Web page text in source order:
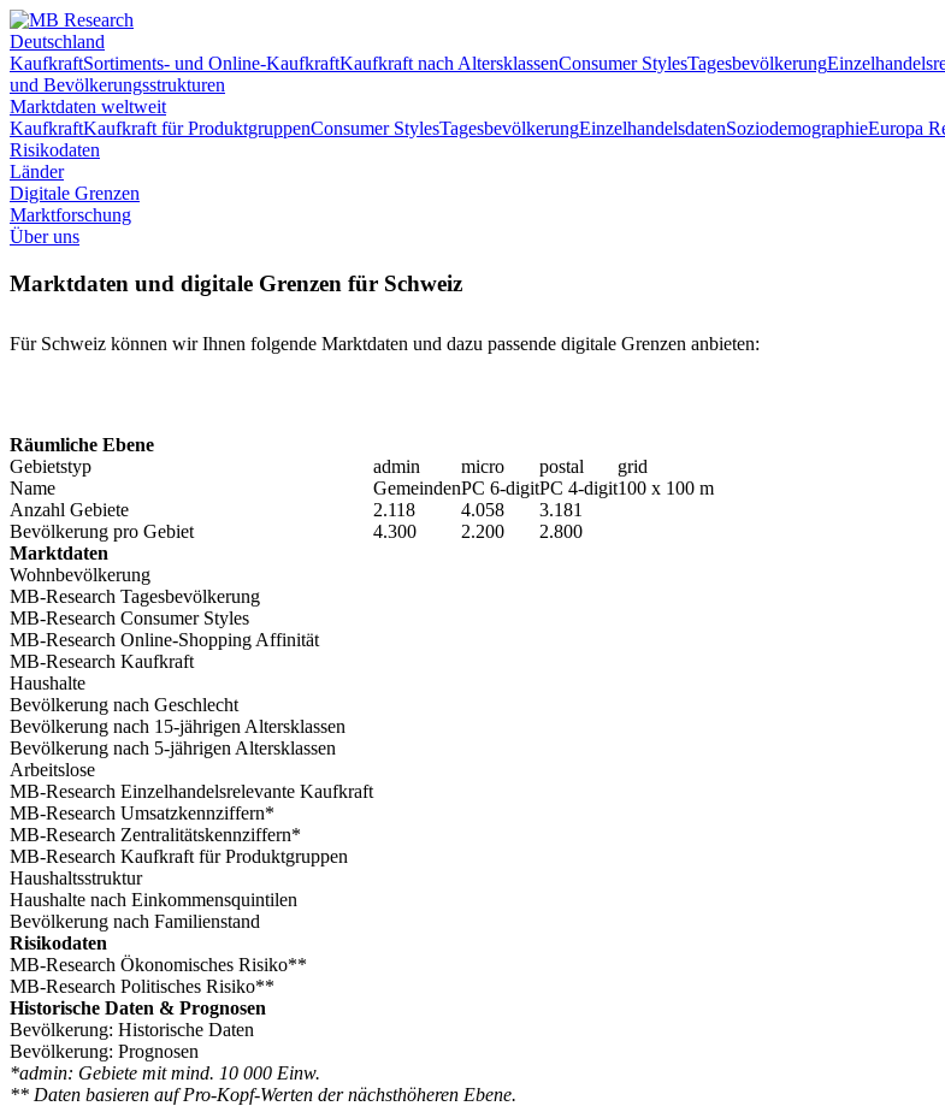
Deutschland
KaufkraftSortiments- und Online-KaufkraftKaufkraft nach AltersklassenConsumer StylesTagesbevölkerung
und Bevölkerungsstrukturen
Marktdaten weltweit
KaufkraftKaufkraft für ProduktgruppenConsumer StylesTagesbevölkerungEinzelhandelsdatenSoziodemographieEuropa
Risikodaten
Länder
Digitale Grenzen
Marktforschung
Über uns
Marktdaten und digitale Grenzen für Schweiz
Für Schweiz können wir Ihnen folgende Marktdaten und dazu passende digitale Grenzen anbieten:
Räumliche Ebene
Gebietstyp
admin micro postal
grid
Name
GemeindenPC 6-digitPC 4-digit100 x 100 m
Anzahl Gebiete
2.118 4.058
3.181
Bevölkerung pro Gebiet
4.300 2.200
2.800
Marktdaten
Wohnbevölkerung
MB-Research Tagesbevölkerung
MB-Research Consumer Styles
MB-Research Online-Shopping Affinität
MB-Research Kaufkraft
Haushalte
Bevölkerung nach Geschlecht
Bevölkerung nach 15-jährigen Altersklassen
Bevölkerung nach 5-jährigen Altersklassen
Arbeitslose
MB-Research Einzelhandelsrelevante Kaufkraft
MB-Research Umsatzkennziffern*
MB-Research Zentralitätskennziffern*
MB-Research Kaufkraft für Produktgruppen
Haushaltsstruktur
Haushalte nach Einkommensquintilen
Bevölkerung nach Familienstand
Risikodaten
MB-Research Ökonomisches Risiko**
MB-Research Politisches Risiko**
Historische Daten & Prognosen
Bevölkerung: Historische Daten
Bevölkerung: Prognosen
*admin: Gebiete mit mind. 10 000 Einw.
** Daten basieren auf Pro-Kopf-Werten der nächsthöheren Ebene.